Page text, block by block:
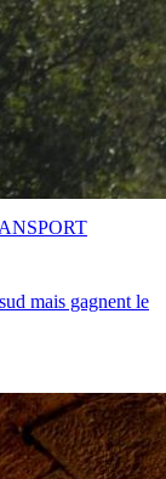
mais gagnent le